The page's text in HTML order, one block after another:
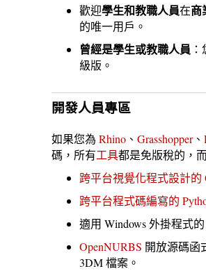
歡迎學生和教職人員在商
的唯一用戶。
曾經是學生或教職人員
級版。
開發人員專區
如果您為 Rhino 、 Grasshopper、
碼，所有工具都是免版稅的，
跨平台視覺化程式設計的
跨平台程式碼編寫的
適用 Windows 外掛程式的
OpenNURBS 開放源碼函
3DM 檔案。